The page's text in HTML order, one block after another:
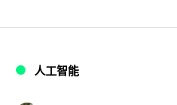
人工智能